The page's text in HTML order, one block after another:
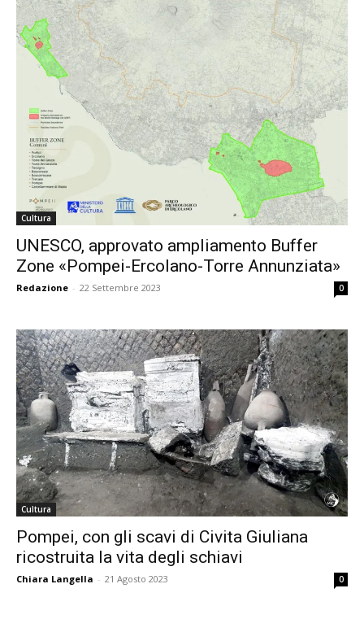
Cultura
UNESCO, approvato ampliamento Buffer
Zone «Pompei-Ercolano-Torre Annunziata»
Redazione - 22 Settembre 2023 0
Cultura
Pompei, con gli scavi di Civita Giuliana
ricostruita la vita degli schiavi
Chiara Langella - 21 Agosto 2023 0